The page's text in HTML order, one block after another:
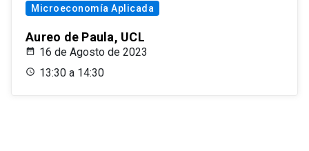
Microeconomía Aplicada
Aureo de Paula, UCL
16 de Agosto de 2023
13:30 a 14:30